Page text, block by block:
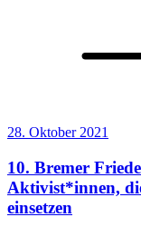
28. Oktober 2021
10. Bremer
Aktivist*innen,
einsetzen